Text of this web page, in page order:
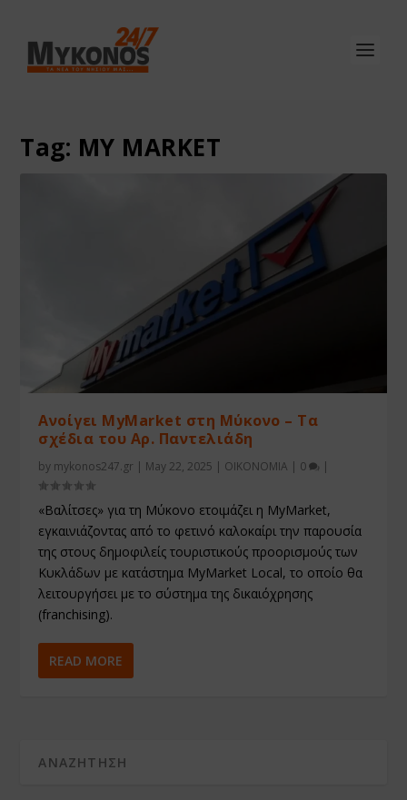
Tag: MY MARKET
Ανοίγει MyMarket στη Μύκονο – Τα
σχέδια του Αρ. Παντελιάδη
by mykonos247.gr | May 22, 2025 | ΟΙΚΟΝΟΜΙΑ | 0 |
«Βαλίτσες» για τη Μύκονο ετοιμάζει η MyMarket,
εγκαινιάζοντας από το φετινό καλοκαίρι την παρουσία
της στους δημοφιλείς τουριστικούς προορισμούς των
Κυκλάδων με κατάστημα MyMarket Local, το οποίο θα
λειτουργήσει με το σύστημα της δικαιόχρησης
(franchising).
READ MORE